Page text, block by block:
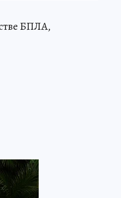
БПЛА,